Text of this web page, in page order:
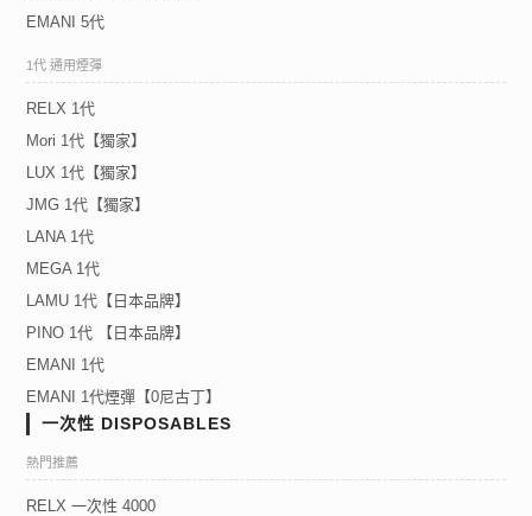
EMANI 5代
1代 通用煙彈
RELX 1代
Mori 1代【獨家】
LUX 1代【獨家】
JMG 1代【獨家】
LANA 1代
MEGA 1代
LAMU 1代【日本品牌】
PINO 1代 【日本品牌】
EMANI 1代
EMANI 1代煙彈【0尼古丁】
一次性 DISPOSABLES
熱門推薦
RELX 一次性 4000